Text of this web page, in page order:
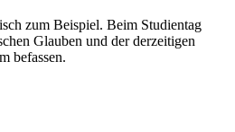
zum Beispiel. Beim Studientag
Glauben und der derzeitigen
befassen.